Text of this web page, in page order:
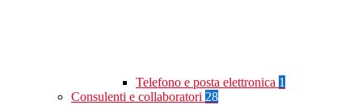
Telefono e posta elettronica 1
Consulenti e collaboratori 28